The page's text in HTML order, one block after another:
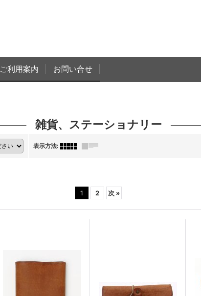
ご利用案内 お問い合せ
雑貨、ステーショナリー
表示方法:
1 2 次 »